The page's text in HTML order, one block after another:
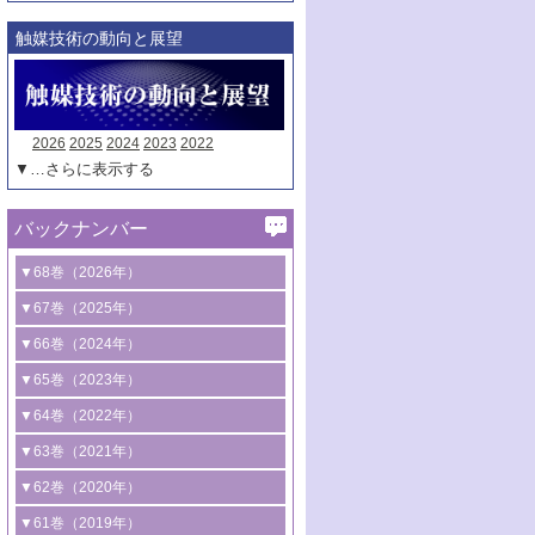
触媒技術の動向と展望
2026 2025 2024 2023 2022
▼…さらに表示する
バックナンバー
▼68巻（2026年）
1号 過酸化水素合成に関する研究動向
2号 コンピューター技術により加速する
触媒開発
3号 有機分子変換やCO 資源化のための
光触媒に関する最近の研究
B号 第137回触媒討論会（2026年）
▼67巻（2025年）
1号 CO
水素化によるグリーン燃料/グリ
ーンケミカル製造
2号 水素製造のための水分解技術に関す
る最近の研究
3号 オレフィン系樹脂の精密合成に関す
る最新技術
4号 アルコール類の効率的変換を実現す
▼66巻（2024年）
1号 低次元ナノ構造を有する触媒材料
2号 規制反応場を活用した固体触媒研究
の新展開
3号 未踏分子変換を目指した酸化触媒プ
ロセスの最前線
4号 シンクロトロン放射光および中性子
▼65巻（2023年）
1号 炭素が関わる触媒機能
2号 プラスチックケミカルリサイクルの
ための触媒技術
3号 非酸化物系金属化合物を基盤とした
▼64巻（2022年）
1号 合成ガス製造とCOを用いるケミカル
ズ合成の最新動向
2号 化学品合成のための合金触媒開発
▼63巻（2021年）
1号 金触媒の新展開
2号 ペロブスカイト
▼62巻（2020年）
1号 触媒設計を拓く欠陥構造のキャラク
▼61巻（2019年）